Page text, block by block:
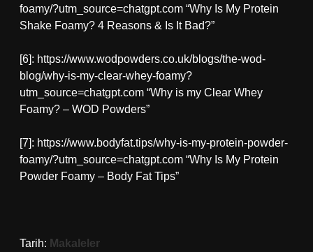
foamy/?utm_source=chatgpt.com “Why Is My Protein
Shake Foamy? 4 Reasons & Is It Bad?”
[6]: https://www.wodpowders.co.uk/blogs/the-wod-
blog/why-is-my-clear-whey-foamy?
utm_source=chatgpt.com “Why is my Clear Whey
Foamy? – WOD Powders”
[7]: https://www.bodyfat.tips/why-is-my-protein-powder-
foamy/?utm_source=chatgpt.com “Why Is My Protein
Powder Foamy – Body Fat Tips”
Tarih: Makaleler